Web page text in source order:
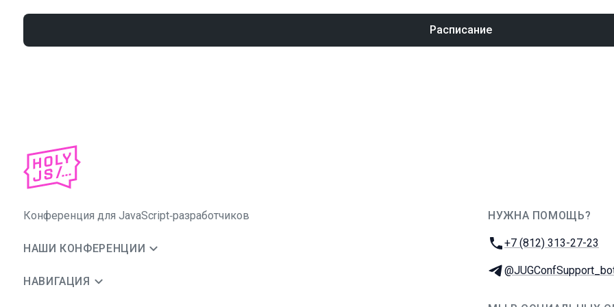
Расписание
Конференция для JavaScript‑разработчиков
НАШИ КОНФЕРЕНЦИИ
НАВИГАЦИЯ
НУЖНА ПОМОЩЬ?
Телефон:
+7 (812) 313-27-23
Телеграм: